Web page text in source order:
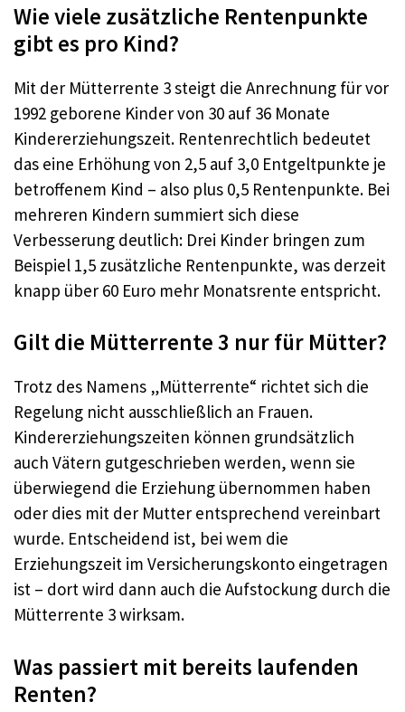
Wie viele zusätzliche Rentenpunkte
gibt es pro Kind?
Mit der Mütterrente 3 steigt die Anrechnung für vor
1992 geborene Kinder von 30 auf 36 Monate
Kindererziehungszeit. Rentenrechtlich bedeutet
das eine Erhöhung von 2,5 auf 3,0 Entgeltpunkte je
betroffenem Kind – also plus 0,5 Rentenpunkte. Bei
mehreren Kindern summiert sich diese
Verbesserung deutlich: Drei Kinder bringen zum
Beispiel 1,5 zusätzliche Rentenpunkte, was derzeit
knapp über 60 Euro mehr Monatsrente entspricht.
Gilt die Mütterrente 3 nur für Mütter?
Trotz des Namens „Mütterrente“ richtet sich die
Regelung nicht ausschließlich an Frauen.
Kindererziehungszeiten können grundsätzlich
auch Vätern gutgeschrieben werden, wenn sie
überwiegend die Erziehung übernommen haben
oder dies mit der Mutter entsprechend vereinbart
wurde. Entscheidend ist, bei wem die
Erziehungszeit im Versicherungskonto eingetragen
ist – dort wird dann auch die Aufstockung durch die
Mütterrente 3 wirksam.
Was passiert mit bereits laufenden
Renten?